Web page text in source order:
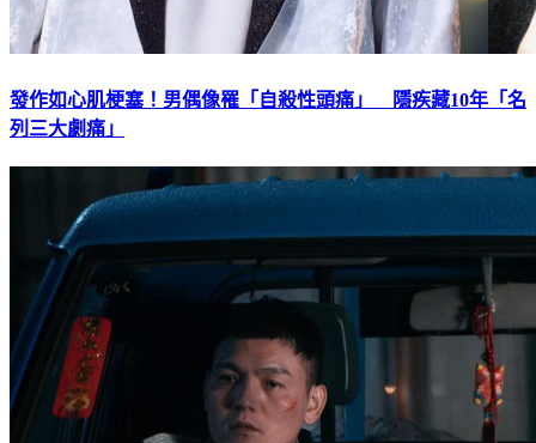
發作如心肌梗塞！男偶像罹「自殺性頭痛」 隱疾藏10年「名
列三大劇痛」